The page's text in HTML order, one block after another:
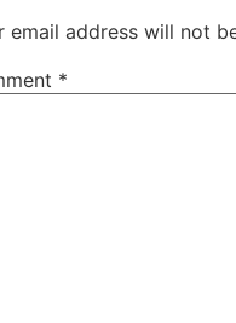
email address will not
*